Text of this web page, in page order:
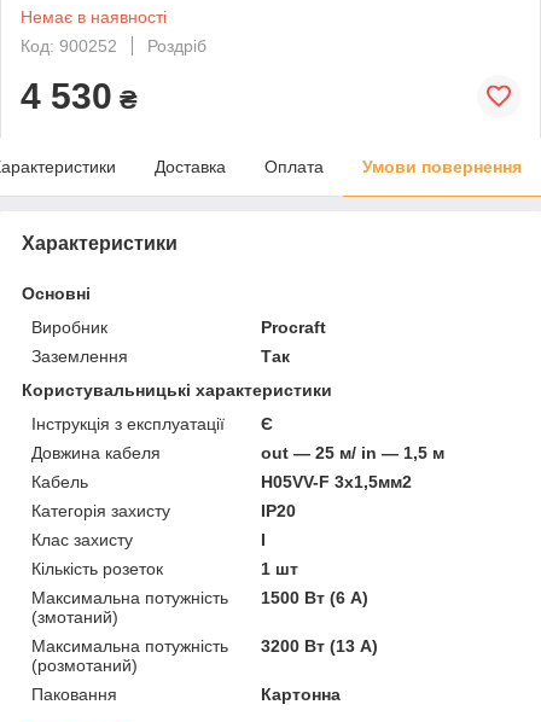
Немає в наявності
Код: 900252
Роздріб
4 530 ₴
Доставка Оплата Умови повернення
Характеристики
Основні
Виробник
Procraft
Заземлення
Так
Користувальницькі характеристики
Інструкція з експлуатації
Є
Довжина кабеля
out — 25 м/ in — 1,5 м
Кабель
H05VV-F 3x1,5мм2
Категорія захисту
IP20
Клас захисту
I
Кількість розеток
1 шт
Максимальна потужність
(змотаний)
1500 Вт (6 А)
Максимальна потужність
(розмотаний)
3200 Вт (13 А)
Паковання Картонна